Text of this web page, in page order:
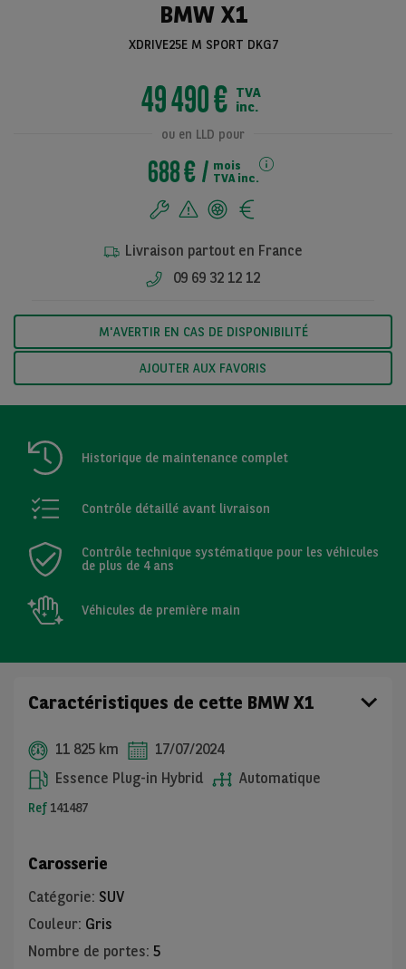
BMW X1
XDRIVE25E M SPORT DKG7
49 490 € TVA
inc.
ou en LLD pour
688 €
mois
TVA inc.
Livraison partout en France
09 69 32 12 12
M'AVERTIR EN CAS DE DISPONIBILITÉ
AJOUTER AUX FAVORIS
Historique de maintenance complet
Contrôle détaillé avant livraison
Contrôle technique systématique pour les véhicules
de plus de 4 ans
Véhicules de première main
Caractéristiques de cette BMW X1
11 825 km
17/07/2024
Essence Plug-in Hybrid
Automatique
Ref 141487
Carosserie
Catégorie: SUV
Couleur: Gris
Nombre de portes: 5